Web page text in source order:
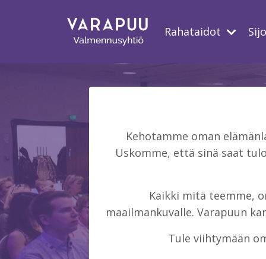
Rahataidot
Kehotamme oman
Uskomme, että sinä saat
Kaikki mitä teemme,
maailmankuvalle. Varapuun
Tule viihtymään